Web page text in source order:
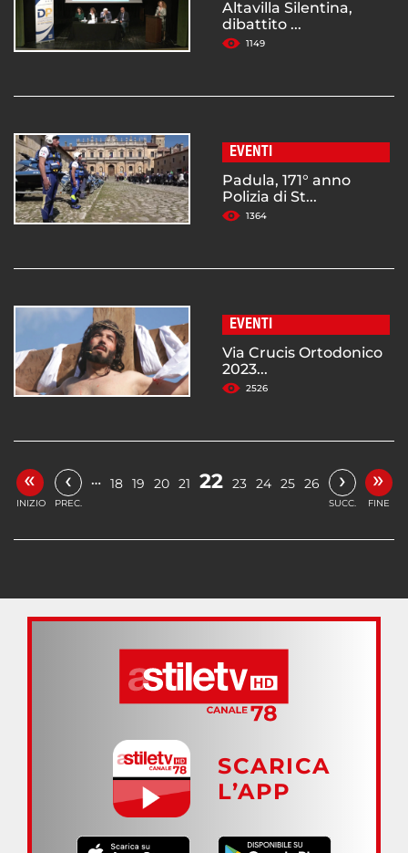
Altavilla Silentina,
dibattito ...
1149
EVENTI
Padula, 171° anno
Polizia di St...
1364
EVENTI
Via Crucis Ortodonico
2023...
2526
«
INIZIO
‹
PREC.
… 18 19 20 21 22 23 24 25 26 ›
SUCC.
»
FINE
SCARICA
L’APP